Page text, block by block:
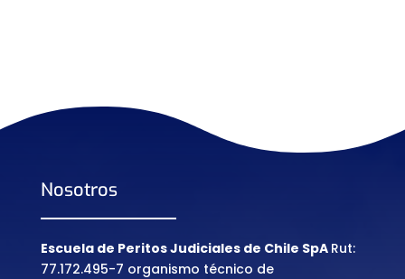
Nosotros
Escuela de Peritos Judiciales de Chile SpA Rut:
77.172.495-7 organismo técnico de